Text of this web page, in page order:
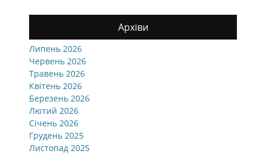
Архіви
Липень 2026
Червень 2026
Травень 2026
Квітень 2026
Березень 2026
Лютий 2026
Січень 2026
Грудень 2025
Листопад 2025